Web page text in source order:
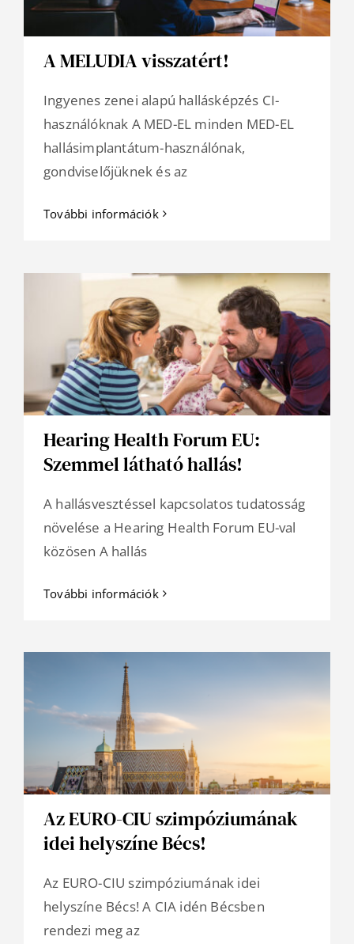
A MELUDIA visszatért!
Ingyenes zenei alapú hallásképzés CI-
használóknak A MED-EL minden MED-EL
hallásimplantátum-használónak,
gondviselőjüknek és az
További információk
Hearing Health Forum EU:
Szemmel látható hallás!
A hallásvesztéssel kapcsolatos tudatosság
növelése a Hearing Health Forum EU-val
közösen A hallás
További információk
Az EURO-CIU szimpóziumának
idei helyszíne Bécs!
Az EURO-CIU szimpóziumának idei
helyszíne Bécs! A CIA idén Bécsben
rendezi meg az